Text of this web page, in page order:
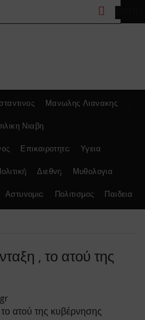
Μανωλης Λιανακης
Νιαβη
Επικαιροτητα
Υγεια
Διεθνη
Μυθολογια
Αστυνομια Πολιτισμος Παιδεια
, το ατού της